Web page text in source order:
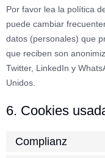
Por favor lea la política
puede cambiar
datos (personales) que
que reciben son
Twitter, LinkedIn y
Unidos.
6. Cookies
Complianz